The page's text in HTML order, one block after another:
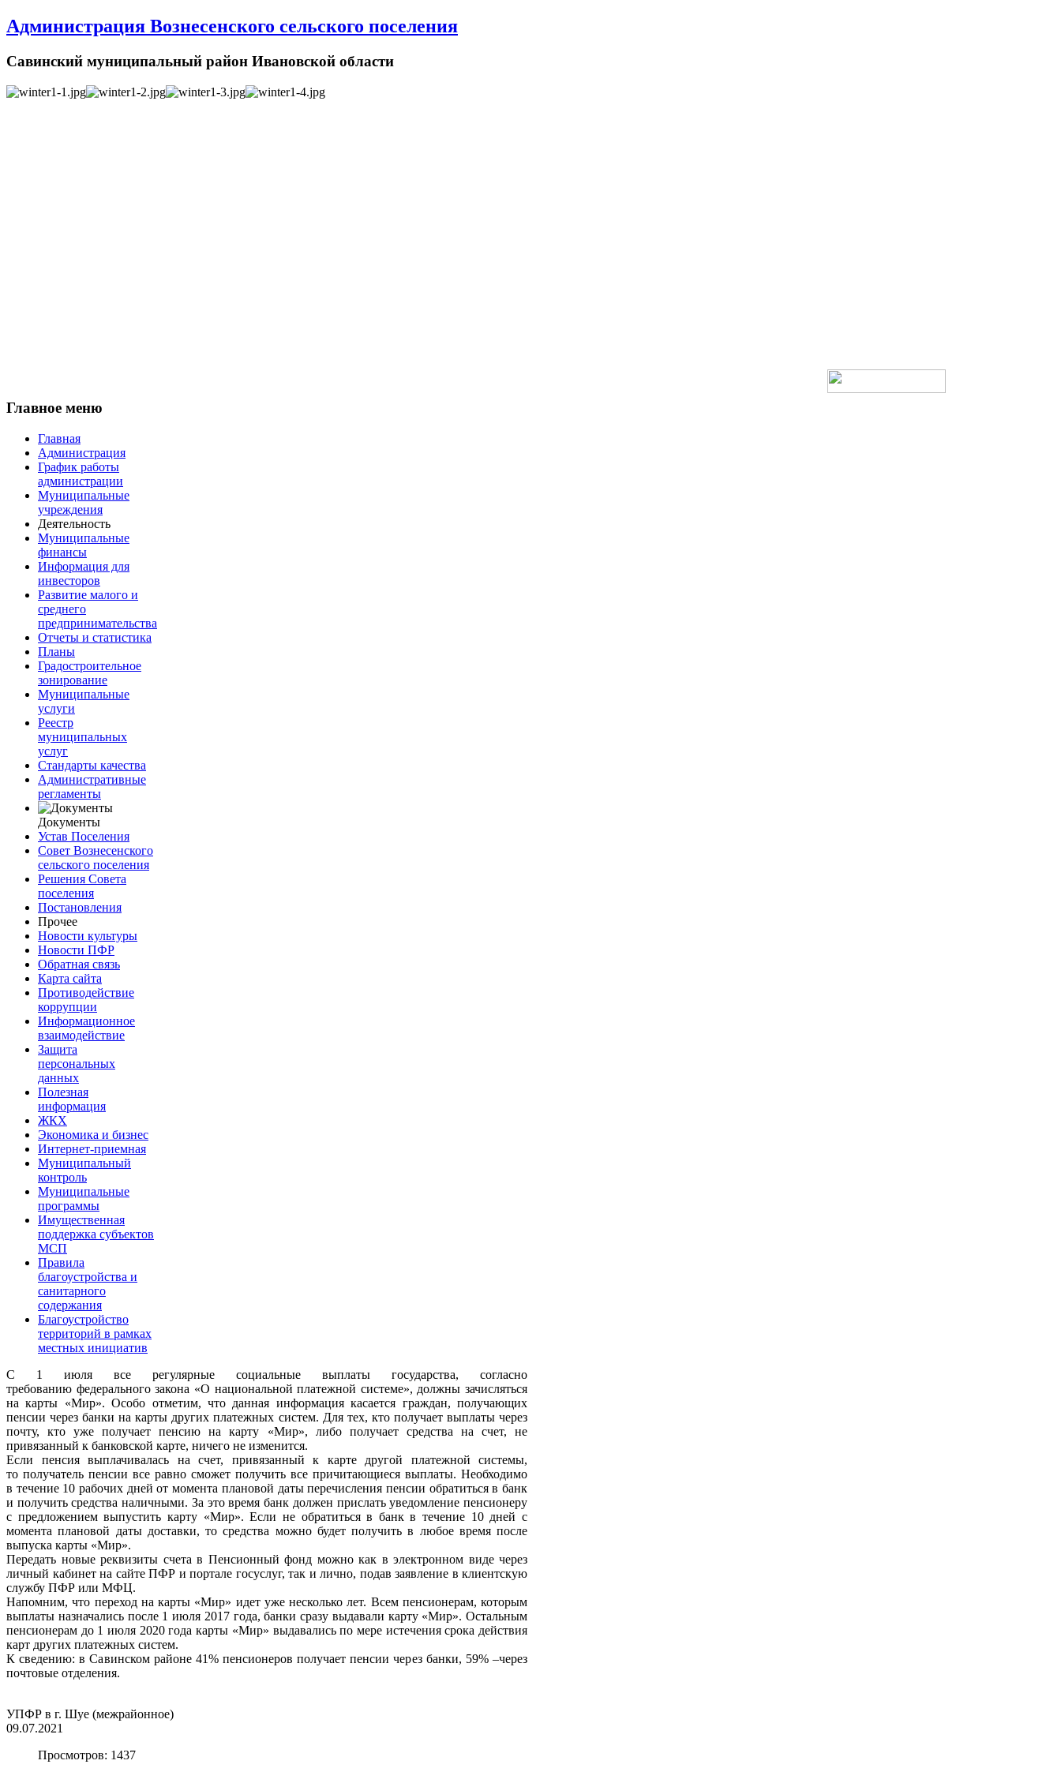
Администрация Вознесенского сельского поселения
Савинский муниципальный район Ивановской области
Главное меню
Главная
Администрация
График работы
администрации
Муниципальные
учреждения
Деятельность
Муниципальные
финансы
Информация для
инвесторов
Развитие малого и
среднего
предпринимательства
Отчеты и статистика
Планы
Градостроительное
зонирование
Муниципальные
услуги
Реестр
муниципальных
услуг
Стандарты качества
Административные
регламенты
Документы
Устав Поселения
Совет Вознесенского
сельского поселения
Решения Совета
поселения
Постановления
Прочее
Новости культуры
Новости ПФР
Обратная связь
Карта сайта
Противодействие
коррупции
Информационное
взаимодействие
Защита
персональных
данных
Полезная
информация
ЖКХ
Экономика и бизнес
Интернет-приемная
Муниципальный
контроль
Муниципальные
программы
Имущественная
поддержка субъектов
МСП
Правила
благоустройства и
санитарного
содержания
Благоустройство
территорий в рамках
местных инициатив
С 1 июля все регулярные социальные выплаты государства, согласно
требованию федерального закона «О национальной платежной системе», должны зачисляться
на карты «Мир». Особо отметим, что данная информация касается граждан, получающих
пенсии черезбанки на карты других платежных систем. Для тех, кто получает выплаты через
почту, кто ужеполучает пенсию на карту «Мир», либо получает средства на счет, не
привязанный к банковской карте, ничего не изменится.
Если пенсия выплачивалась на счет, привязанный к карте другой платежной системы,
то получатель пенсии все равно сможет получить все причитающиеся выплаты. Необходимо
в течение 10 рабочих дней от момента плановой даты перечисления пенсии обратиться в банк
и получить средства наличными. За это время банк должен прислать уведомление пенсионеру
с предложением выпустить карту «Мир». Если не обратиться в банк в течение 10 дней с
моментаплановой даты доставки, то средства можно будет получить в любое время после
выпуска карты «Мир».
Передать новые реквизиты счета в Пенсионный фонд можно как в электронном виде через
личный кабинет на сайте ПФР и портале госуслуг, так и лично, подав заявление в клиентскую
службу ПФР или МФЦ.
Напомним, что переход на карты «Мир» идет уже несколько лет. Всем пенсионерам, которым
выплаты назначались после 1 июля 2017 года, банки сразу выдавали карту «Мир». Остальным
пенсионерам до 1 июля 2020 года карты «Мир» выдавались по мере истечениясрока действия
карт других платежных систем.
К сведению: в Савинском районе 41% пенсионеров получает пенсии через банки, 59% –через
почтовые отделения.
УПФР в г. Шуе (межрайонное)
09.07.2021
Просмотров: 1437